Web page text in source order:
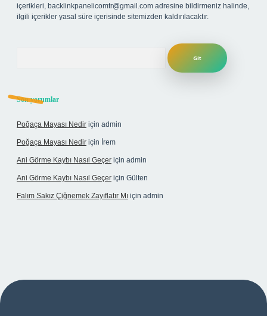
içerikleri, backlinkpanelicomtr@gmail.com adresine bildirmeniz halinde,
ilgili içerikler yasal süre içerisinde sitemizden kaldırılacaktır.
Son yorumlar
Poğaça Mayası Nedir için admin
Poğaça Mayası Nedir için İrem
Ani Görme Kaybı Nasıl Geçer için admin
Ani Görme Kaybı Nasıl Geçer için Gülten
Falım Sakız Çiğnemek Zayıflatır Mı için admin